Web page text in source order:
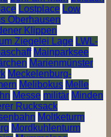
Lostplace Low
Oberhausen
Klippen
Ziegelei Lage LWL-
Mainparksee
Marienmünster
Meckelenburg-
Melibokus Melle
Messe militär Minden
Rucksack
Moltketurm
Mordkuhlenturm